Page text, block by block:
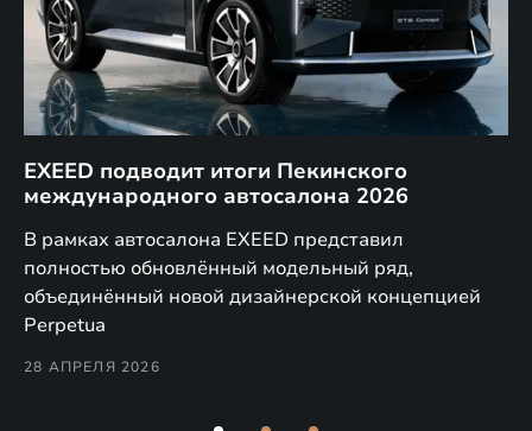
EXEED подводит итоги Пекинского
международного автосалона 2026
В рамках автосалона EXEED представил
полностью обновлённый модельный ряд,
объединённый новой дизайнерской концепцией
Perpetua
28 АПРЕЛЯ 2026